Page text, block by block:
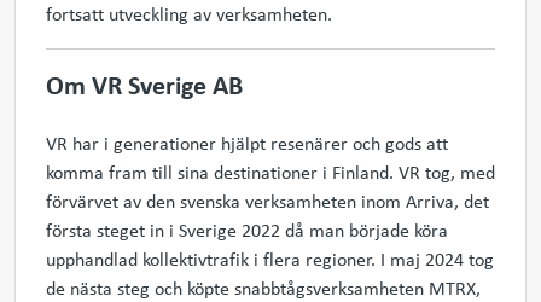
fortsatt utveckling av verksamheten.
Om VR Sverige AB
VR har i generationer hjälpt resenärer och gods att
komma fram till sina destinationer i Finland. VR tog, med
förvärvet av den svenska verksamheten inom Arriva, det
första steget in i Sverige 2022 då man började köra
upphandlad kollektivtrafik i flera regioner. I maj 2024 tog
de nästa steg och köpte snabbtågsverksamheten MTRX,